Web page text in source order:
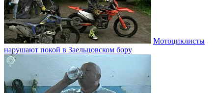
Мотоциклисты
нарушают покой в Заельцовском бору